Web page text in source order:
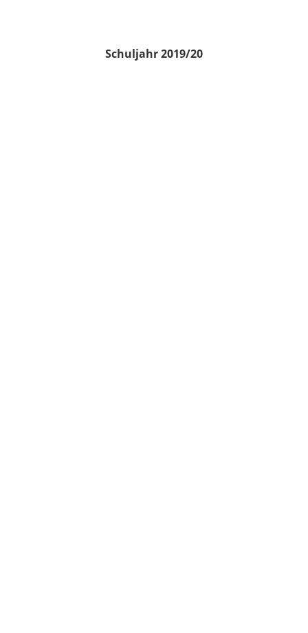
Schuljahr 2019/20